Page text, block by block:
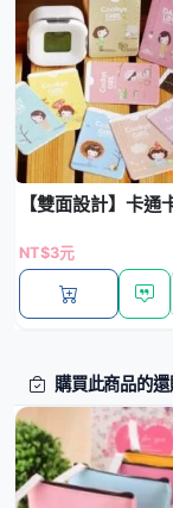
【雙面設計】卡
NT$3元
購買此商品的